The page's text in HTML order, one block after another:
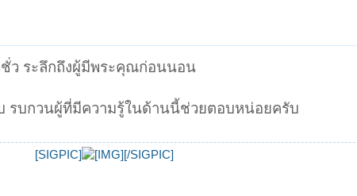
ว ระลึกถึงผู้มีพระคุณก่อนนอน
รบกวนผู้ที่มีความรู้ในด้านนี้ช่วยตอบหน่อยครับ
[SIGPIC] [/SIGPIC]